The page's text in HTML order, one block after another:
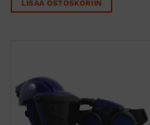
LISÄÄ OSTOSKORIIN